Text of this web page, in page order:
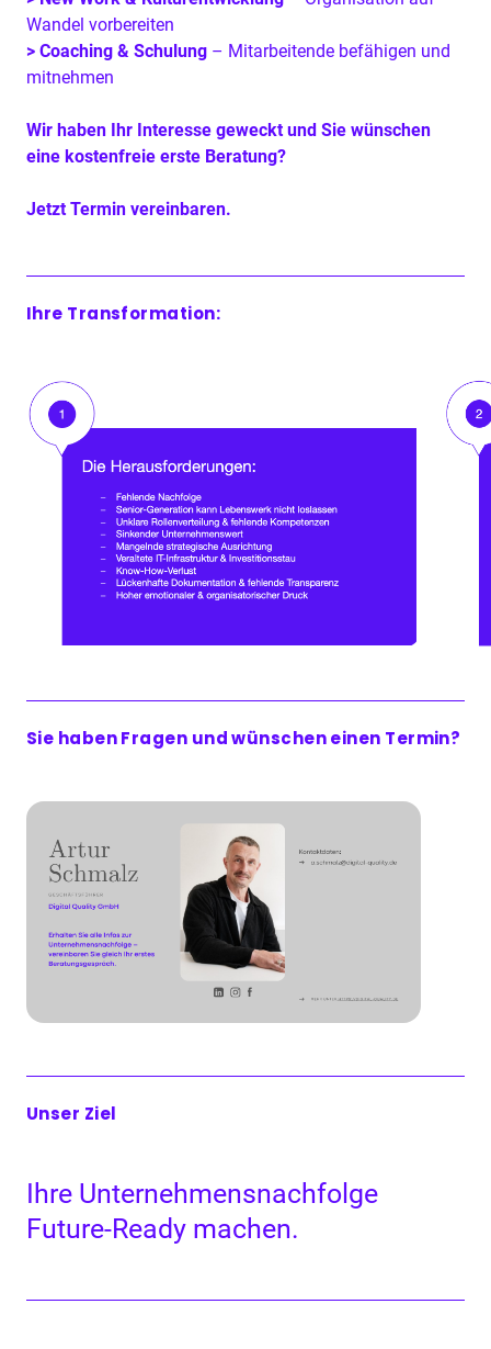
Wan­del vorbereiten
> Coach­ing & Schu­lung – Mitar­bei­t­ende befähi­gen und
mitnehmen
Wir haben Ihr Inter­esse geweckt und Sie wün­schen
eine kosten­freie erste Beratung?
Jet­zt Ter­min vere­in­baren.
Ihre Transformation:
Sie haben Fragen und wünschen einen Termin?
Unser Ziel
Ihre Unternehmen­snach­folge
Future-Ready machen.